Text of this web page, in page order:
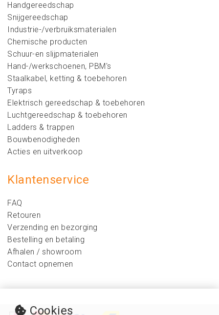
Handgereedschap
Snijgereedschap
Industrie-/verbruiksmaterialen
Chemische producten
Schuur-en slijpmaterialen
Hand-/werkschoenen, PBM's
Staalkabel, ketting & toebehoren
Tyraps
Elektrisch gereedschap & toebehoren
Luchtgereedschap & toebehoren
Ladders & trappen
Bouwbenodigheden
Acties en uitverkoop
Klantenservice
FAQ
Retouren
Verzending en bezorging
Bestelling en betaling
Afhalen / showroom
Contact opnemen
Cookies